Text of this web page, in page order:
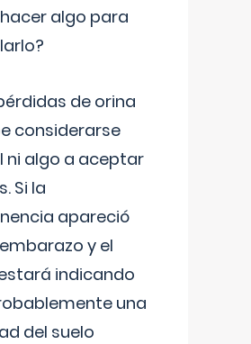
algo para
de orina
considerarse
ni algo a aceptar
Si la
apareció
y el
indicando
una
del suelo